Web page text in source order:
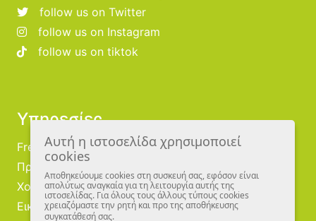
follow us on Twitter
follow us on Instagram
follow us on tiktok
Υπηρεσίες
Free Publishing
Προμηθευτές
Χονδρική
Εικονογράφοι
Αυτή η ιστοσελίδα χρησιμοποιεί
cookies
Αποθηκεύουμε cookies στη συσκευή σας, εφόσον είναι
απολύτως αναγκαία για τη λειτουργία αυτής της
ιστοσελίδας. Για όλους τους άλλους τύπους cookies
χρειαζόμαστε την ρητή και προ της αποθήκευσης
συγκατάθεσή σας.